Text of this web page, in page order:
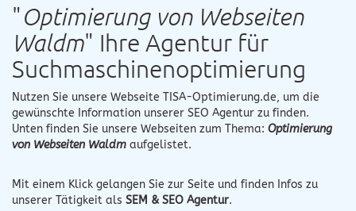
"Optimierung von Webseiten
Waldm" Ihre Agentur für
Suchmaschinenoptimierung
Nutzen Sie unsere Webseite TISA-Optimierung.de, um die
gewünschte Information unserer SEO Agentur zu finden.
Unten finden Sie unsere Webseiten zum Thema: Optimierung
von Webseiten Waldm aufgelistet.
Mit einem Klick gelangen Sie zur Seite und finden Infos zu
unserer Tätigkeit als SEM & SEO Agentur.